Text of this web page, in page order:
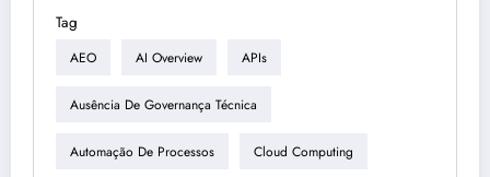
Tag
AEO AI Overview APIs
Ausência De Governança Técnica
Automação De Processos Cloud Computing